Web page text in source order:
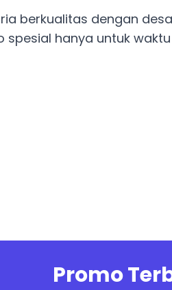
berkualitas dengan
spesial hanya untuk
Promo